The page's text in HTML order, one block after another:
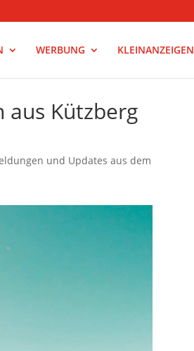
WERBUNG KLEINANZEIGEN
Kützberg
und Updates aus dem